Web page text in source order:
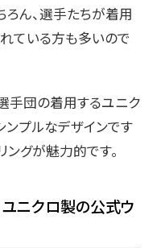
ろん、選手たちが着用
ている方も多いので
手団の着用するユニク
ンプルなデザインです
グが魅力的です。
ニクロ製の公式ウ